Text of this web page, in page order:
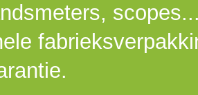
scopes...